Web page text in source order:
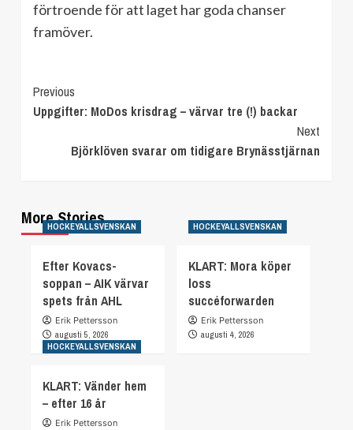
förtroende för att laget har goda chanser
framöver.
Continue
Reading
Previous
Uppgifter: MoDos krisdrag – värvar tre (!) backar
Next
Björklöven svarar om tidigare Brynässtjärnan
More Stories
HOCKEYALLSVENSKAN
Efter Kovacs-
soppan – AIK värvar
spets från AHL
Erik Pettersson
augusti 5, 2026
HOCKEYALLSVENSKAN
KLART: Mora köper
loss
succéforwarden
Erik Pettersson
augusti 4, 2026
HOCKEYALLSVENSKAN
KLART: Vänder hem
– efter 16 år
Erik Pettersson